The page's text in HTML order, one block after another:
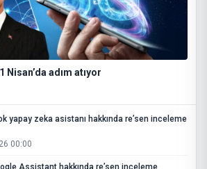
Nisan’da adım atıyor
yapay zeka asistanı hakkında re’sen inceleme
00:00
Assistant hakkında re’sen inceleme